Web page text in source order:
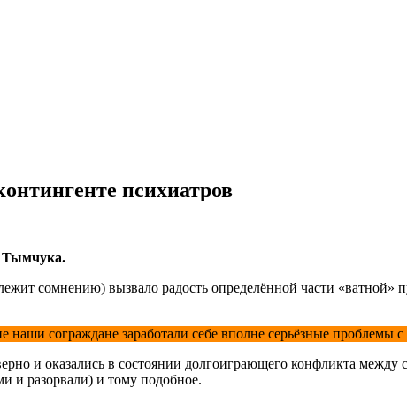
психиатров
Тымчука.
сомнению) вызвало радость определённой части «ватной»
наши сограждане заработали себе вполне серьёзные проблемы
и оказались в состоянии долгоиграющего конфликта
и разорвали) и тому подобное.